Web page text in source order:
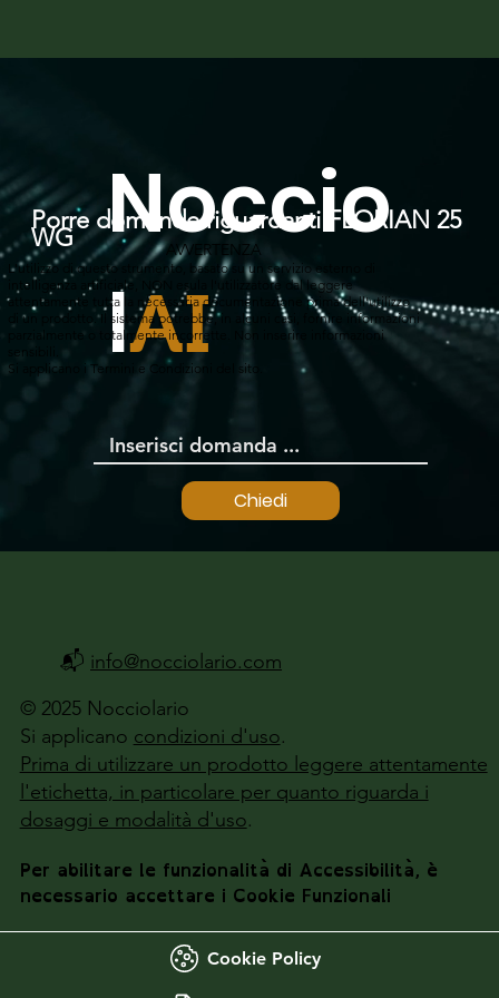
Chiedi
Noccio
lAI
Porre domande riguardanti FLORIAN 25
WG AVVERTENZA
L'utilizzo di questo strumento, basato su un servizio esterno di
intelligenza artificiale, NON esula l'utilizzatore dal leggere
attentamente tutta la necessaria documentazione prima dell'utilizzo
di un prodotto. Il sistema potrebbe, in alcuni casi, fornire informazioni
parzialmente o totalmente incorrette. Non inserire informazioni
Si applicano i Termini e Condizioni del sito.
© 2025 Nocciolario
Si applicano condizioni d'uso.
Prima di utilizzare un prodotto leggere attentamente
l'etichetta, in particolare per quanto riguarda i
dosaggi e modalità d'uso.
Per abilitare le funzionalità di Accessibilità, è
necessario accettare i Cookie Funzionali
Cookie Policy
📬 info@nocciolario.com